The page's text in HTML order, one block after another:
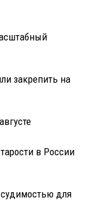
закрепить на
в России
для